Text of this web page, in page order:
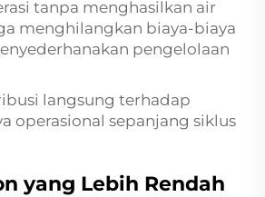
tanpa menghasilkan air
menghilangkan biaya-biaya
pengelolaan
langsung terhadap
operasional sepanjang siklus
yang Lebih Rendah